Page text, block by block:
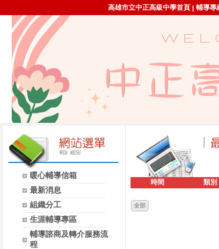
高雄市立中正高級中學首頁 | 輔導專
暖心輔導信箱
最新消息
組織分工
生涯輔導專區
輔導諮商及轉介服務流
程
時間 類別
全部